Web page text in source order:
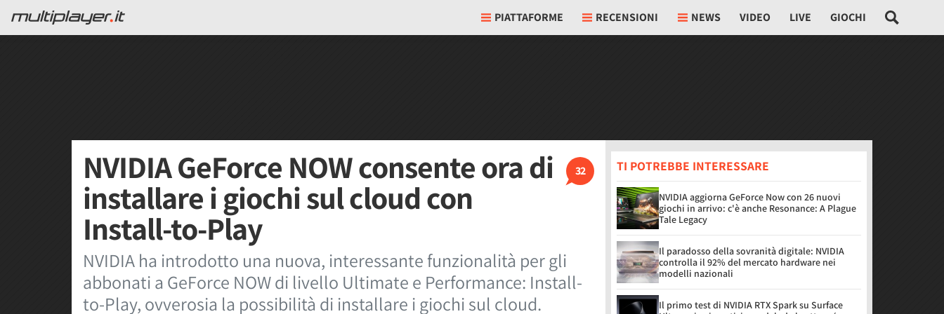
PIATTAFORME RECENSIONI NEWS VIDEO LIVE GIOCHI
32
NVIDIA GeForce NOW consente ora di
installare i giochi sul cloud con
Install-to-Play
NVIDIA ha introdotto una nuova, interessante funzionalità per gli
abbonati a GeForce NOW di livello Ultimate e Performance: Install-
to-Play, ovverosia la possibilità di installare i giochi sul cloud.
TI POTREBBE INTERESSARE
NVIDIA aggiorna GeForce Now con 26 nuovi
giochi in arrivo: c'è anche Resonance: A Plague
Tale Legacy
Il paradosso della sovranità digitale: NVIDIA
controlla il 92% del mercato hardware nei
modelli nazionali
Il primo test di NVIDIA RTX Spark su Surface